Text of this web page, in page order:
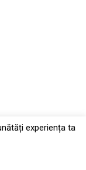
experiența ta